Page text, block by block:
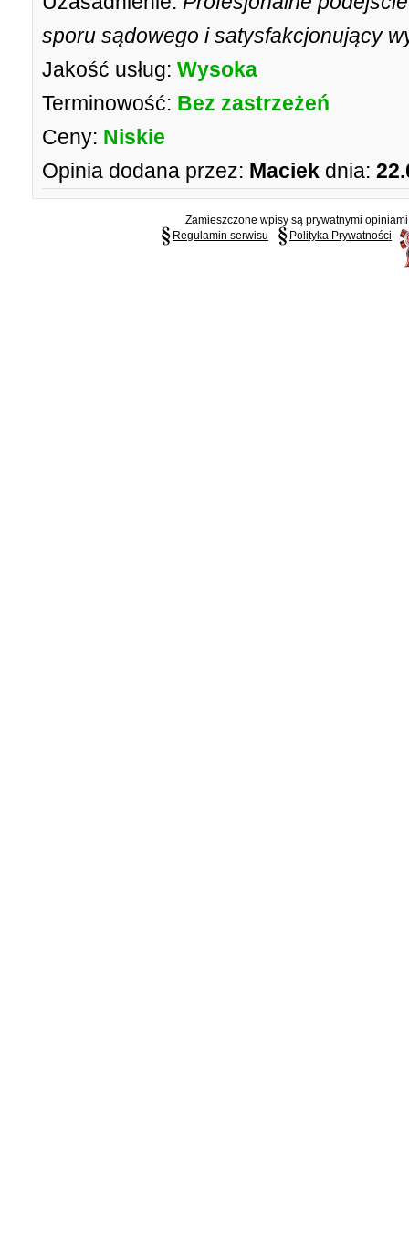
sporu sądowego i satysfakcjonujący
Jakość usług: Wysoka
Terminowość: Bez zastrzeżeń
Ceny: Niskie
Opinia dodana przez: Maciek dnia:
Zamieszczone wpisy są prywatnymi
Regulamin serwisu
Polityka Prywatności